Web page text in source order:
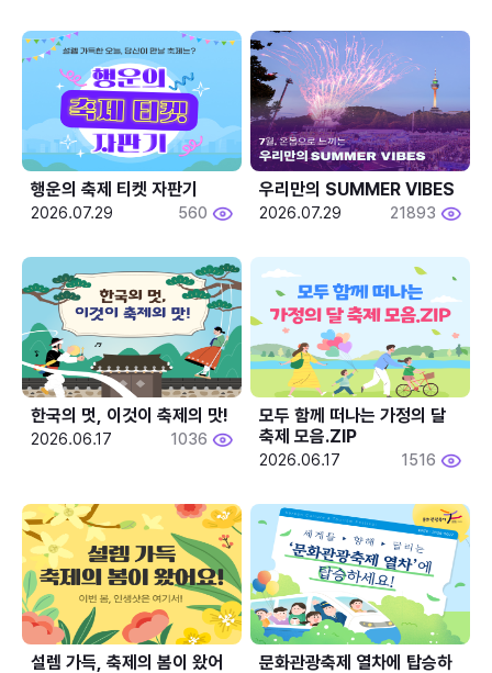
행운의 축제 티켓 자판기
2026.07.29 560
우리만의 SUMMER VIBES
2026.07.29 21893
한국의 멋, 이것이 축제의 맛!
2026.06.17 1036
모두 함께 떠나는 가정의 달
축제 모음.ZIP
2026.06.17 1516
설렘 가득, 축제의 봄이 왔어
문화관광축제 열차에 탑승하